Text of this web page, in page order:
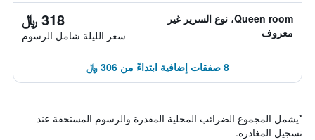
Queen room، نوع السرير غير
معروف
318 ﷼
سعر الليلة شامل الرسوم
8 صفقات إضافية ابتداءً من 306 ﷼
*يشمل المجموع الضرائب المحلية المقدرة والرسوم المستحقة عند
تسجيل المغادرة.